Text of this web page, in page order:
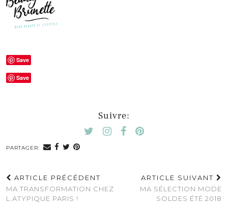
Save
Save
Suivre:
PARTAGER:
ARTICLE PRÉCÉDENT
MA TRANSFORMATION CHEZ
L.ATYPIQUE PARIS !
ARTICLE SUIVANT
MA SÉLECTION MODE
SOLDES ÉTÉ 2018